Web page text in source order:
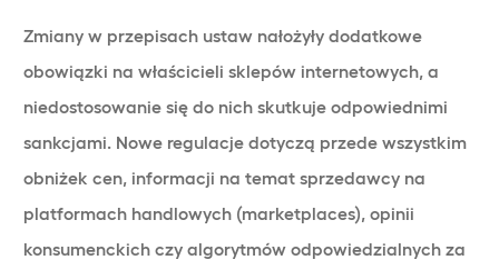
Zmiany w przepisach ustaw nałożyły dodatkowe
obowiązki na właścicieli sklepów internetowych, a
niedostosowanie się do nich skutkuje odpowiednimi
sankcjami. Nowe regulacje dotyczą przede wszystkim
obniżek cen, informacji na temat sprzedawcy na
platformach handlowych (marketplaces), opinii
konsumenckich czy algorytmów odpowiedzialnych za